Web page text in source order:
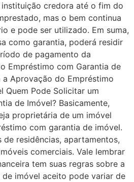
credora até o fim do
mas o bem continua
e pode ser utilizado. Em suma,
como garantia, poderá residir
de pagamento da
Empréstimo com Garantia de
Aprovação do Empréstimo
Quem Pode Solicitar um
de Imóvel? Basicamente,
proprietária de um imóvel
com garantia de imóvel.
residências, apartamentos,
comerciais. Vale lembrar
tem suas regras sobre a
imóvel aceito pode variar de